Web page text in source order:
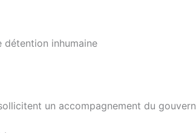
détention inhumaine
un accompagnement du